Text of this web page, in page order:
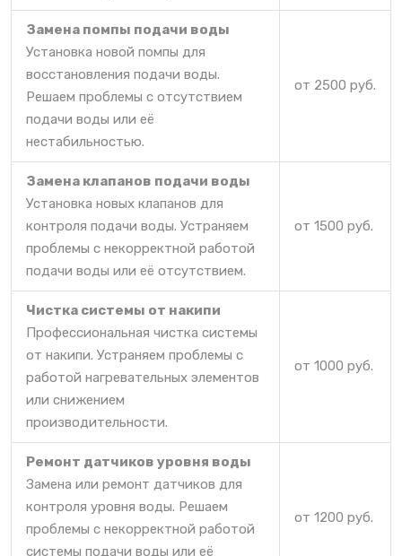
Замена помпы подачи воды
Установка новой помпы для
восстановления подачи воды.
Решаем проблемы с отсутствием
подачи воды или её
нестабильностью.
от 2500 руб.
Замена клапанов подачи воды
Установка новых клапанов для
контроля подачи воды. Устраняем
проблемы с некорректной работой
подачи воды или её отсутствием.
от 1500 руб.
Чистка системы от накипи
Профессиональная чистка системы
от накипи. Устраняем проблемы с
работой нагревательных элементов
или снижением
производительности.
от 1000 руб.
Ремонт датчиков уровня воды
Замена или ремонт датчиков для
контроля уровня воды. Решаем
проблемы с некорректной работой
системы подачи воды или её
от 1200 руб.